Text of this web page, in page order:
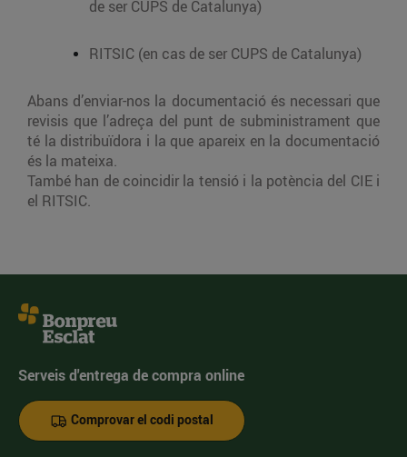
de ser CUPS de Catalunya)
RITSIC (en cas de ser CUPS de Catalunya)
Abans d’enviar-nos la documentació és necessari que
revisis que l’adreça del punt de subministrament que
té la distribuïdora i la que apareix en la documentació
és la mateixa.
També han de coincidir la tensió i la potència del CIE i
el RITSIC.
Serveis d'entrega de compra online
Comprovar el codi postal